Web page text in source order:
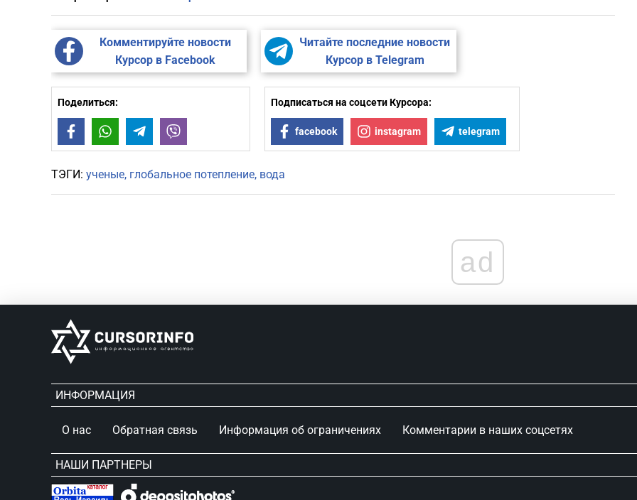
Комментируйте новости
Курсор в Facebook
Читайте последние новости
Курсор в Telegram
Поделиться:
FacebookWhatsAppTelegram
Подписаться на соцсети Курсора:
facebook instagram telegram
ТЭГИ: ученые глобальное потепление вода
ad
ИНФОРМАЦИЯ
О нас Обратная связь Информация об ограничениях Комментарии в наших соцсетях
НАШИ ПАРТНЕРЫ